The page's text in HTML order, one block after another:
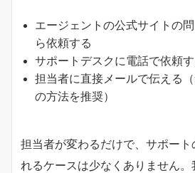
エージェントの公式サイトの
ら依頼する
サポートデスクに電話で依頼す
担当者に直接メールで伝える
の方法を推奨）
担当者が変わるだけで、サポート
れるケースは少なくありません